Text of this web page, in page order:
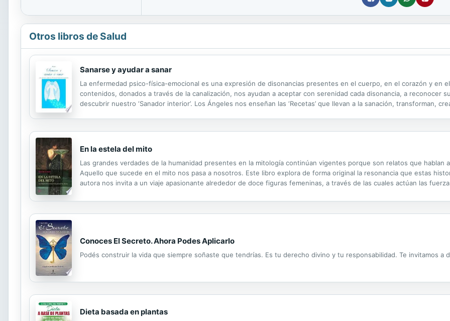
Otros libros de Salud
Sanarse y ayudar a sanar
La enfermedad psico-física-emocional es una expresión de disonancias presentes en el cuerpo, en el corazón y en
contenidos, donados a través de la canalización, nos ayudan a aceptar con serenidad cada disonancia, a reconocer
descubrir nuestro ‘Sanador interior’. Los Ángeles nos enseñan las ‘Recetas’ que llevan a la sanación, transforman,
En la estela del mito
Las grandes verdades de la humanidad presentes en la mitología continúan vigentes porque son relatos que hablan
Aquello que sucede en el mito nos pasa a nosotros. Este libro explora de forma original la resonancia que estas
autora nos invita a un viaje apasionante alrededor de doce figuras femeninas, a través de las cuales actúan las
Conoces El Secreto. Ahora Podes Aplicarlo
Podés construir la vida que siempre soñaste que tendrías. Es tu derecho divino y tu responsabilidad. Te invitamos a
Dieta basada en plantas